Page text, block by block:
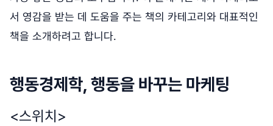
서 영감을 받는 데 도움을 주는 책의 카테고리와 대표적인
책을 소개하려고 합니다.
행동경제학, 행동을 바꾸는 마케팅
<스위치>